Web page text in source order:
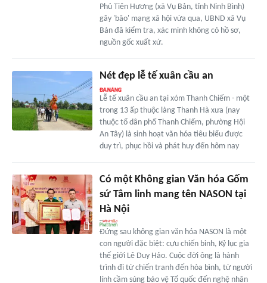
Phủ Tiên Hương (xã Vụ Bản, tỉnh Ninh Bình)
gây 'bão' mạng xã hội vừa qua, UBND xã Vụ
Bản đã kiểm tra, xác minh không có hồ sơ,
nguồn gốc xuất xứ.
Nét đẹp lễ tế xuân cầu an
Lễ tế xuân cầu an tại xóm Thanh Chiếm - một
trong 13 ấp thuộc làng Thanh Hà xưa (nay
thuộc tổ dân phố Thanh Chiếm, phường Hội
An Tây) là sinh hoạt văn hóa tiêu biểu được
duy trì, phục hồi và phát huy đến hôm nay
Có một Không gian Văn hóa Gốm
sứ Tâm linh mang tên NASON tại
Hà Nội
Đứng sau không gian văn hóa NASON là một
con người đặc biệt: cựu chiến binh, Kỷ lục gia
thế giới Lê Duy Hảo. Cuộc đời ông là hành
trình đi từ chiến tranh đến hòa bình, từ người
lính cầm súng bảo vệ Tổ quốc đến nghệ nhân